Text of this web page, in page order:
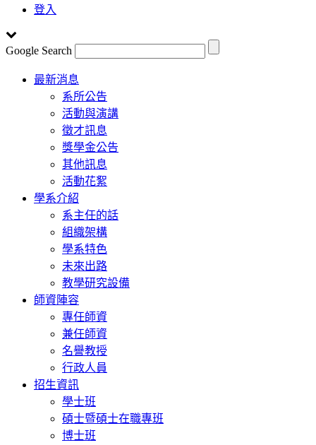
登入
Google Search
Toggle
navigation
最新消息
系所公告
活動與演講
徵才訊息
獎學金公告
其他訊息
活動花絮
學系介紹
系主任的話
組織架構
學系特色
未來出路
教學研究設備
師資陣容
專任師資
兼任師資
名譽教授
行政人員
招生資訊
學士班
碩士暨碩士在職專班
博士班